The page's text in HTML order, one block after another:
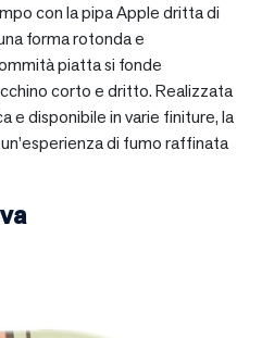
con la pipa Apple dritta di
forma rotonda e
piatta si fonde
corto e dritto. Realizzata
e disponibile in varie finiture, la
di fumo raffinata